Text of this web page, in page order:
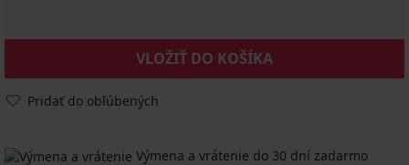
VLOŽIŤ DO KOŠÍKA
Pridať do obľúbených
Výmena a vrátenie do 30 dní zadarmo